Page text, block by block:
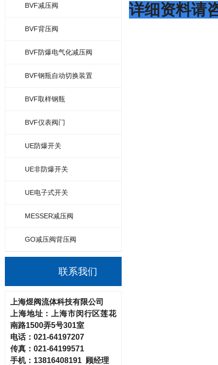
BVF减压阀
BVF背压阀
BVF防爆电气化减压阀
BVF钢瓶自动切换装置
BVF取样钢瓶
BVF仪表阀门
UE防爆开关
UE非防爆开关
UE电子式开关
MESSER减压阀
GO减压阀背压阀
联系我们
上海煜阀流体科技有限公司
上海地址：
上海市闵行区莲花
南路1500弄5号301室
电话： 021-64197207
传真： 021-64199571
手机： 13816408191 顾经理
详细资料请